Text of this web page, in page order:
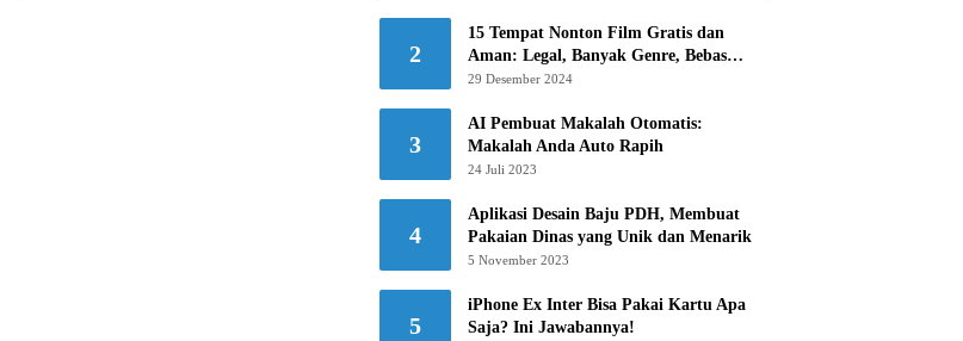
2
15 Tempat Nonton Film Gratis dan
Aman: Legal, Banyak Genre, Bebas
Khawatir!
29 Desember 2024
3
AI Pembuat Makalah Otomatis:
Makalah Anda Auto Rapih
24 Juli 2023
4
Aplikasi Desain Baju PDH, Membuat
Pakaian Dinas yang Unik dan Menarik
5 November 2023
5
iPhone Ex Inter Bisa Pakai Kartu Apa
Saja? Ini Jawabannya!